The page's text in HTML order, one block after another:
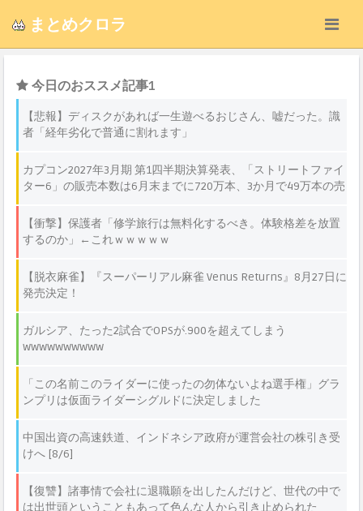
まとめクロラ